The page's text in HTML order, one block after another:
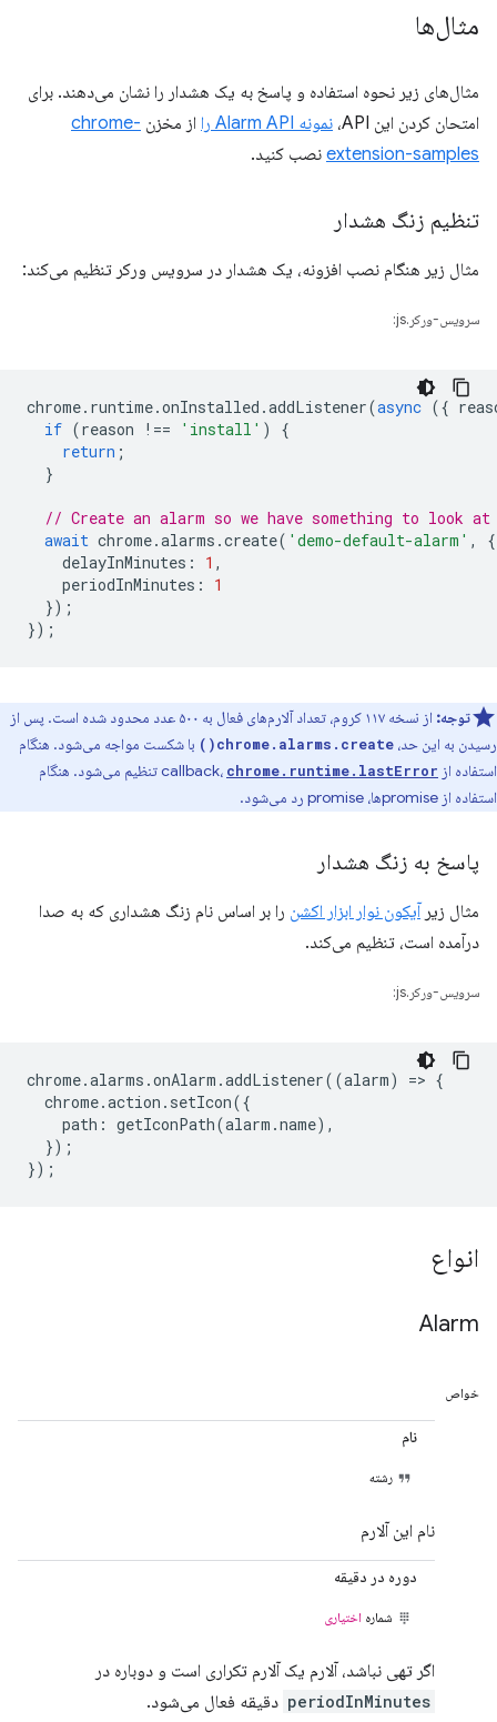
مثال‌ها
مثال‌های زیر نحوه استفاده و پاسخ به یک هشدار را نشان می‌دهند. برای
امتحان کردن این API،
نمونه Alarm API را از مخزن chrome-
extension-samples نصب کنید.
تنظیم زنگ هشدار
مثال زیر هنگام نصب افزونه، یک هشدار در سرویس ورکر تنظیم می‌کند:
سرویس-ورکر.js:
chrome. runtime.onInstalled .addListener(async ({
if (reason !== 'install' )
{
return ;
}
// Create an alarm so we have something to look at
await chrome.alarms .create( 'demo-default-alarm' ,
{
delayInMinutes : 1 ,
periodInMinutes :
1
});
});
توجه:
از نسخه ۱۱۷ کروم، تعداد آلارم‌های فعال به ۵۰۰ عدد محدود شده است. پس از
رسیدن به این حد، chrome.alarms.create()
با شکست مواجه می‌شود. هنگام
استفاده از callback، chrome.runtime.lastError
تنظیم می‌شود. هنگام
استفاده از promiseها، promise رد می‌شود.
پاسخ به زنگ هشدار
مثال زیر آیکون نوار ابزار اکشن را بر اساس نام زنگ هشداری که به صدا
درآمده است، تنظیم می‌کند.
سرویس-ورکر.js:
chrome.alarms .onAlarm .addListener((alarm) => {
chrome.action . setIcon({
path : getIconPath(alarm .name),
});
});
انواع
Alarm
خواص
نام
رشته
نام این آلارم
دوره در دقیقه
شماره اختیاری
اگر تهی نباشد، آلارم یک آلارم تکراری است و دوباره در
periodInMinutes دقیقه فعال می‌شود.